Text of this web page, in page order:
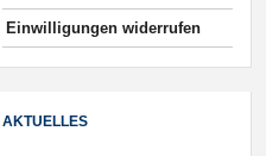
Einwilligungen widerrufen
AKTUELLES